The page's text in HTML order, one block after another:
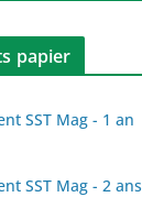
papier
SST Mag - 1 an
SST Mag - 2 ans